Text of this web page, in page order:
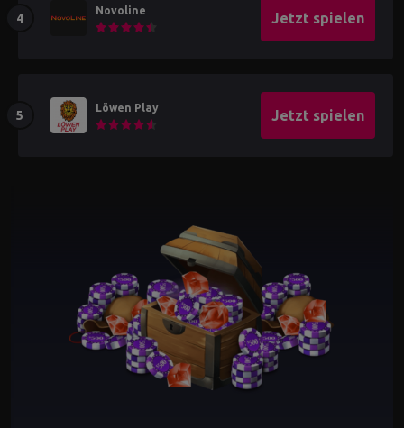
Novoline Jetzt spielen
Löwen Play Jetzt spielen